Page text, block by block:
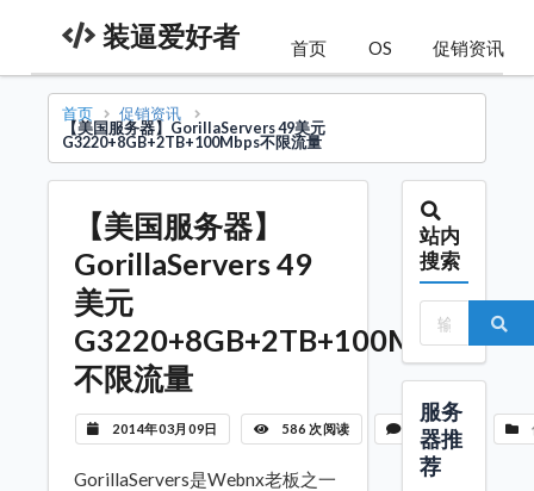
装逼爱好者 首页 OS 促销资讯
首页
促销资讯
【美国服务器】GorillaServers 49美元
G3220+8GB+2TB+100Mbps不限流量
【美国服务器】
GorillaServers 49
美元
G3220+8GB+2TB+100Mbps
不限流量
2014年03月09日 586 次阅读 暂无评论
GorillaServers是Webnx老板之一
站内
搜索
服务
器推
荐